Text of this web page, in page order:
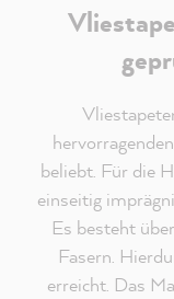
hervorragenden
beliebt. Für die
einseitig
Es besteht
Fasern.
erreicht. Das